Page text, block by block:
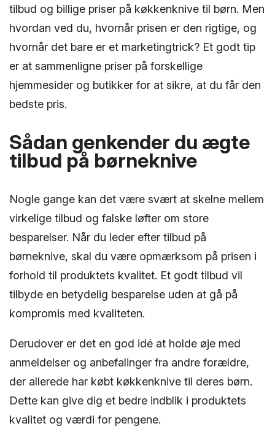
tilbud og billige priser på køkkenknive til børn. Men
hvordan ved du, hvornår prisen er den rigtige, og
hvornår det bare er et marketingtrick? Et godt tip
er at sammenligne priser på forskellige
hjemmesider og butikker for at sikre, at du får den
bedste pris.
Sådan genkender du ægte
tilbud på børneknive
Nogle gange kan det være svært at skelne mellem
virkelige tilbud og falske løfter om store
besparelser. Når du leder efter tilbud på
børneknive, skal du være opmærksom på prisen i
forhold til produktets kvalitet. Et godt tilbud vil
tilbyde en betydelig besparelse uden at gå på
kompromis med kvaliteten.
Derudover er det en god idé at holde øje med
anmeldelser og anbefalinger fra andre forældre,
der allerede har købt køkkenknive til deres børn.
Dette kan give dig et bedre indblik i produktets
kvalitet og værdi for pengene.